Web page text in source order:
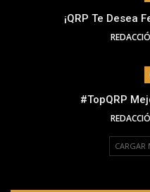
¡QRP Te Desea
#TopQRP
CARGAR